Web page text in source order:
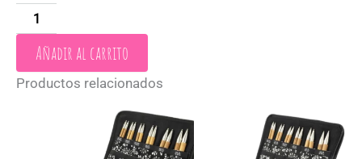
Añadir al carrito
Productos relacionados